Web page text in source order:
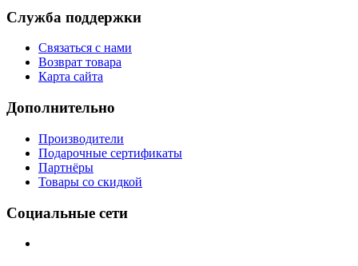
Служба поддержки
Связаться с нами
Возврат товара
Карта сайта
Дополнительно
Производители
Подарочные сертификаты
Партнёры
Товары со скидкой
Социальные сети